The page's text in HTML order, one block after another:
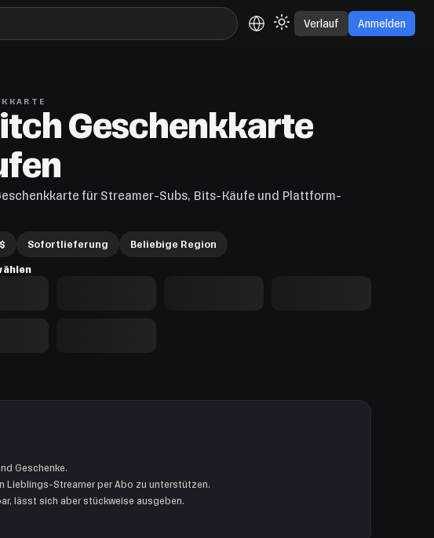
Verlauf Anmelden
Geschenkkarte
für Streamer-Subs, Bits-Käufe und Plattform-
Sofortlieferung Beliebige Region
Geschenke.
Lieblings-Streamer per Abo zu unterstützen.
lässt sich aber stückweise ausgeben.